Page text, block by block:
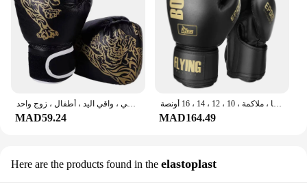
قفازات ملاكمة جلدية للأطفال ، تدريب اللكم ، تمرين القتال ، تدريب ، تمرين ، قفاز رياضي ، واقي اليد ، أطفال ، زوج واحد
MAD59.24
قفازات ملاكمة جلدية للرجال والنساء ، قفاز تدريب ، ملاكمة تايلاندية ، قتال حر ، حركة ماما ، ملاكمة ، 10 ، 12 ، 14 ، 16 أونصة
MAD164.49
Here are the products found in the elastoplast